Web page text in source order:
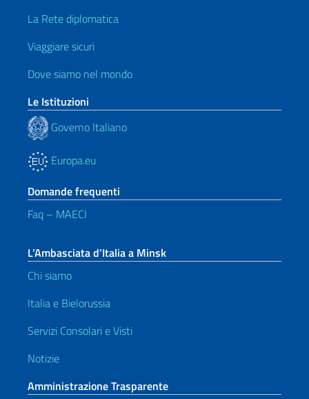
La Rete diplomatica
Viaggiare sicuri
Dove siamo nel mondo
Le Istituzioni
Governo Italiano
Europa.eu
Domande frequenti
Faq – MAECI
L’Ambasciata d’Italia a Minsk
Chi siamo
Italia e Bielorussia
Servizi Consolari e Visti
Notizie
Amministrazione Trasparente